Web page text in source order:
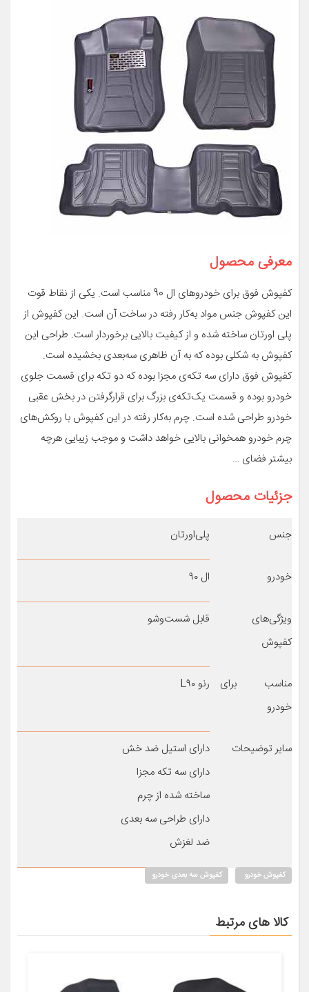
معرفی محصول
کفپوش فوق برای خودروهای ال 90 مناسب است. یکی از نقاط قوت
این کفپوش جنس مواد به‌کار رفته در ساخت آن است. این کفپوش از
پلی اورتان ساخته شده و از کیفیت بالایی برخوردار است. طراحی این
کفپوش به شکلی بوده که به آن ظاهری سه‌بعدی بخشیده است.
کفپوش فوق دارای سه تکه‌ی مجزا بوده که دو تکه برای قسمت جلوی
خودرو بوده و قسمت یک‌تکه‌ی بزرگ برای قرارگرفتن در بخش عقبی
خودرو طراحی شده است. چرم به‌کار رفته در این کفپوش با روکش‌های
چرم خودرو همخوانی بالایی خواهد داشت و موجب زیبایی هرچه
بیشتر فضای …
جزئیات محصول
جنس پلی‌اورتان
خودرو ال ۹۰
ویژگی‌های
کفپوش
قابل شست‌وشو
مناسب برای
خودرو
رنو L۹۰
سایر توضیحات
دارای استیل ضد خش
دارای سه تکه مجزا
ساخته شده از چرم
دارای طراحی سه بعدی
ضد لغزش
کفپوش خودرو کفپوش سه بعدی خودرو
کالا های مرتبط